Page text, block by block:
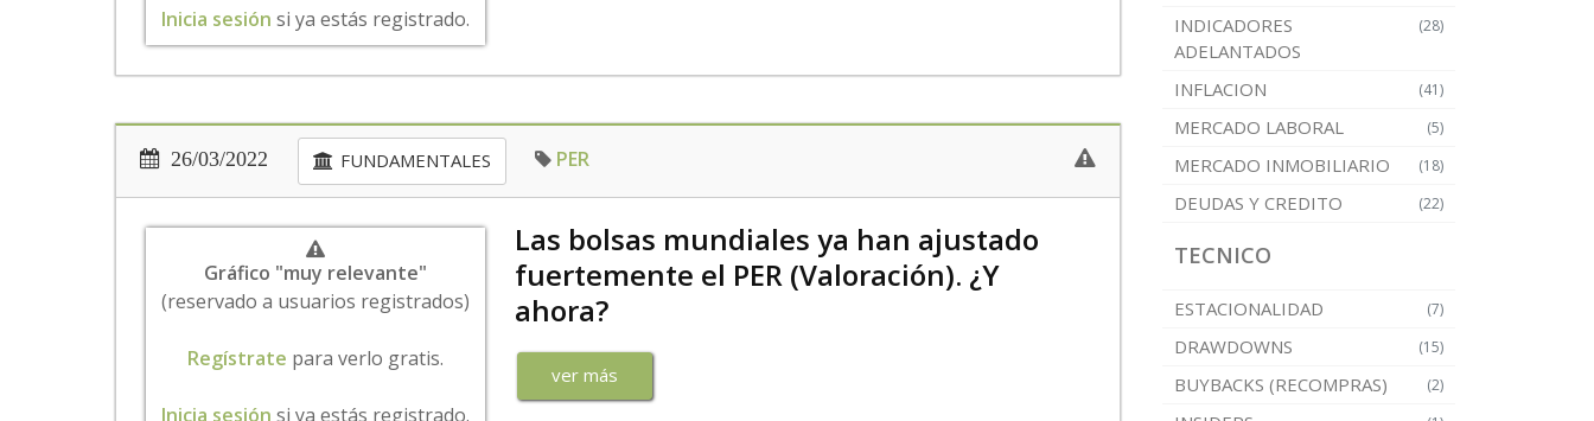
Inicia sesión si ya estás registrado.
26/03/2022 FUNDAMENTALES PER
Gráfico "muy relevante"
(reservado a usuarios registrados)
Regístrate para verlo gratis.
Inicia sesión si ya estás registrado.
Las bolsas mundiales ya han ajustado
fuertemente el PER (Valoración). ¿Y
ahora?
ver más
(28)
INDICADORES
ADELANTADOS
(41)
INFLACION
(5)
MERCADO LABORAL
(18)
MERCADO INMOBILIARIO
(22)
DEUDAS Y CREDITO
TECNICO
(7)
ESTACIONALIDAD
(15)
DRAWDOWNS
(2)
BUYBACKS (RECOMPRAS)